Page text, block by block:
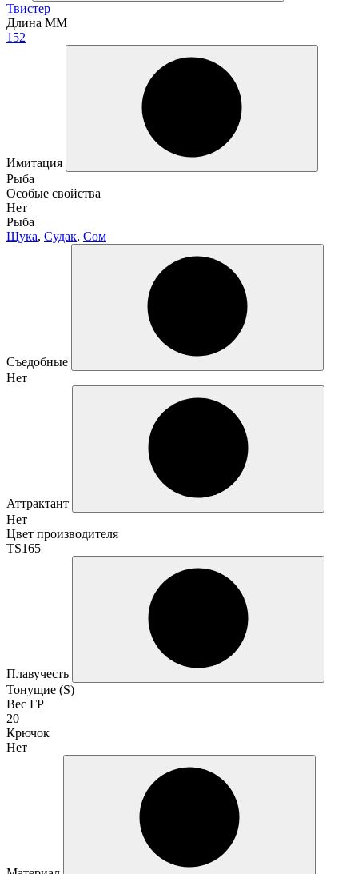
Твистер
Длина ММ
152
Имитация
Рыба
Особые свойства
Нет
Рыба
Щука, Судак, Сом
Съедобные
Нет
Аттрактант
Нет
Цвет производителя
TS165
Плавучесть
Тонущие (S)
Вес ГР
20
Крючок
Нет